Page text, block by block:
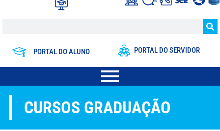
PORTAL DO ALUNO PORTAL DO SERVIDOR
CURSOS GRADUAÇÃO